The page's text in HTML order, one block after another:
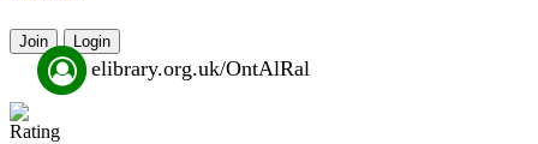
Join Login
elibrary.org.uk/OntAlRal
Rating